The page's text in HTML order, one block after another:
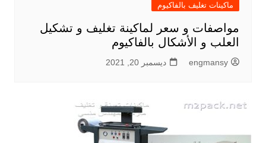
ماكينات تغليف بالفاكيوم
مواصفات و سعر لماكينة تغليف و تشكيل
العلب و الأشكال بالفاكيوم
engmansy ديسمبر 20, 2021